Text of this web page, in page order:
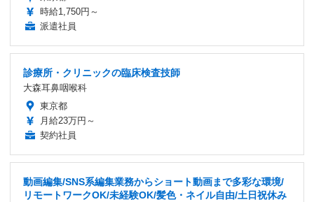
時給1,750円～
派遣社員
診療所・クリニックの臨床検査技師
大森耳鼻咽喉科
東京都
月給23万円～
契約社員
動画編集/SNS系編集業務からショート動画まで多彩な環境/
リモートワークOK/未経験OK/髪色・ネイル自由/土日祝休み